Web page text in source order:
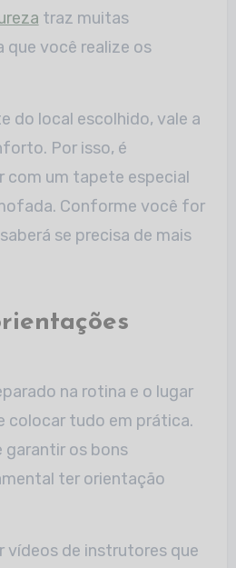
traz muitas
você realize os
do local escolhido, vale a
Por isso, é
com um tapete especial
Conforme você for
se precisa de mais
na rotina e o lugar
colocar tudo em prática.
garantir os bons
ter orientação
vídeos de instrutores que